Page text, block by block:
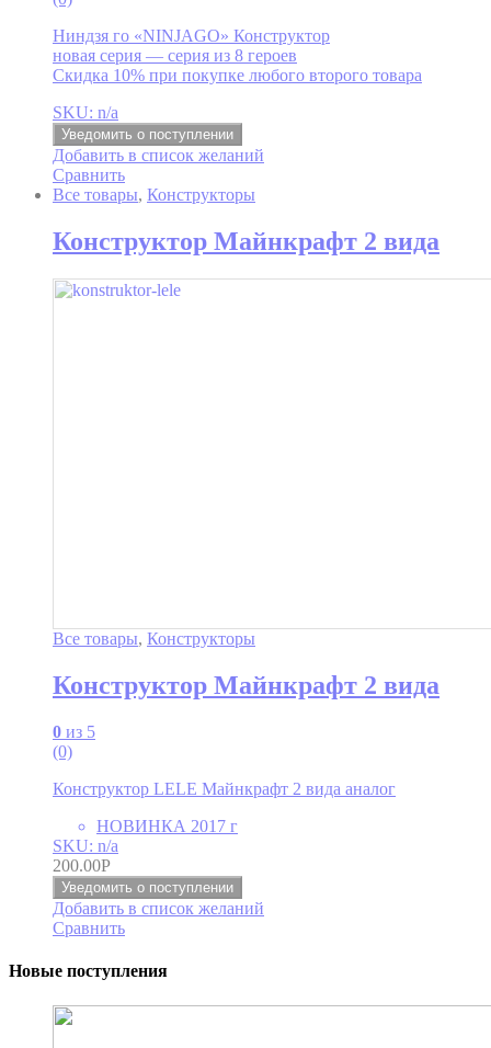
Ниндзя го «NINJAGO» Конструктор
новая серия — серия из 8 героев
Скидка 10% при покупке любого второго товара
SKU: n/a
Уведомить о поступлении
Добавить в список желаний
Сравнить
Все товары, Конструкторы
Конструктор Майнкрафт 2 вида
Все товары, Конструкторы
Конструктор Майнкрафт 2 вида
0 из 5
(0)
Конструктор LELE Майнкрафт 2 вида аналог
НОВИНКА 2017 г
SKU: n/a
200.00Р
Уведомить о поступлении
Добавить в список желаний
Сравнить
Новые поступления